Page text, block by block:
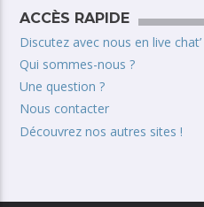
ACCÈS RAPIDE
Discutez avec nous en live chat’
Qui sommes-nous ?
Une question ?
Nous contacter
Découvrez nos autres sites !